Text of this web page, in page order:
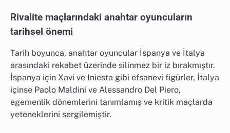
Rivalite maçlarındaki anahtar oyuncuların
tarihsel önemi
Tarih boyunca, anahtar oyuncular İspanya ve İtalya
arasındaki rekabet üzerinde silinmez bir iz bırakmıştır.
İspanya için Xavi ve Iniesta gibi efsanevi figürler, İtalya
içinse Paolo Maldini ve Alessandro Del Piero,
egemenlik dönemlerini tanımlamış ve kritik maçlarda
yeteneklerini sergilemiştir.